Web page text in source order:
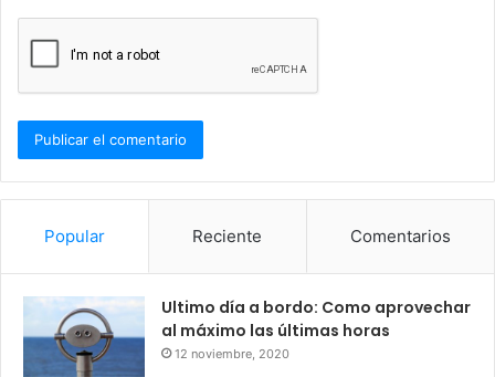
Popular Reciente Comentarios
Ultimo día a bordo: Como aprovechar
al máximo las últimas horas
12 noviembre, 2020